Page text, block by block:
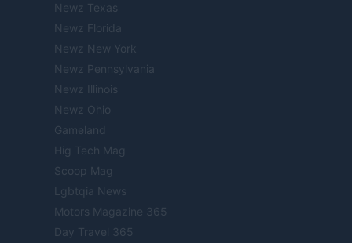
Newz Texas
Newz Florida
Newz New York
Newz Pennsylvania
Newz Illinois
Newz Ohio
Gameland
Hig Tech Mag
Scoop Mag
Lgbtqia News
Motors Magazine 365
Day Travel 365